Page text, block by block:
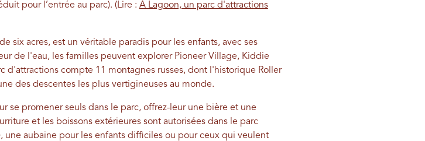
pour l’entrée au parc). (Lire : À Lagoon, un parc d'attractions
six acres, est un véritable paradis pour les enfants, avec ses
de l'eau, les familles peuvent explorer Pioneer Village, Kiddie
d'attractions compte 11 montagnes russes, dont l'historique Roller
des descentes les plus vertigineuses au monde.
se promener seuls dans le parc, offrez-leur une bière et une
et les boissons extérieures sont autorisées dans le parc
une aubaine pour les enfants difficiles ou pour ceux qui veulent